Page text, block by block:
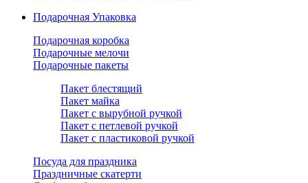
Подарочная Упаковка
Подарочная коробка
Подарочные мелочи
Подарочные пакеты
Пакет блестящий
Пакет майка
Пакет с вырубной ручкой
Пакет с петлевой ручкой
Пакет с пластиковой ручкой
Посуда для праздника
Праздничные скатерти